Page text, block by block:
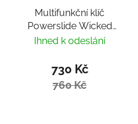
Multifunkční klíč
Powerslide Wicked
Hardcore Tool
Ihned k odeslání
730 Kč
760 Kč